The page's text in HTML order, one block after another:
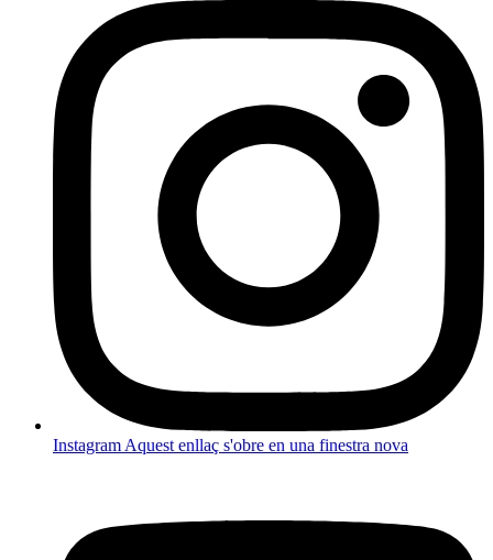
Instagram Aquest enllaç s'obre en una finestra nova